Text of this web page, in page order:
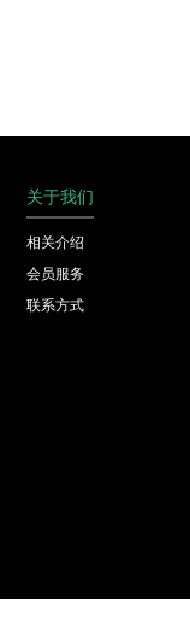
关于我们
相关介绍
会员服务
联系方式